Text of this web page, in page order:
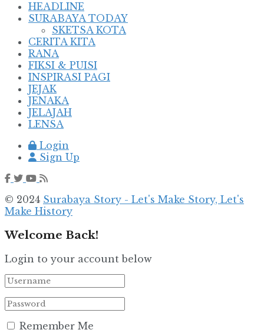
HEADLINE
SURABAYA TODAY
SKETSA KOTA
CERITA KITA
RANA
FIKSI & PUISI
INSPIRASI PAGI
JEJAK
JENAKA
JELAJAH
LENSA
Login
Sign Up
© 2024 Surabaya Story - Let's Make Story, Let's
Make History
Welcome Back!
Login to your account below
Remember Me